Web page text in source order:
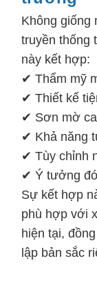
Không giống
truyền thống
này kết hợp:
✔ Thẩm mỹ
✔ Thiết kế
✔ Sơn mờ
✔ Khả năng
✔ Tùy chỉnh
✔ Ý tưởng
Sự kết hợp
phù hợp với
hiện tại,
lập bản sắc